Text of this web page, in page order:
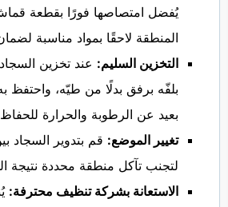
يُفضل امتصاصها فورًا بقطعة
المنطقة لاحقًا بمواد مناسبة
التخزين السليم: عند تخزين
بلفّه برفق بدلًا من طيّه،
بعيد عن الرطوبة والحرارة
تغيير الموضع: قم بتدوير السجاد
لتجنب تآكل منطقة محددة نتيجة
الاستعانة بشركة تنظيف محترفة: